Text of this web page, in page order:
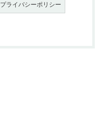
プライバシーポリシー